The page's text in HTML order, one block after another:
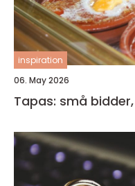
inspiration
06. May 2026
Tapas: små